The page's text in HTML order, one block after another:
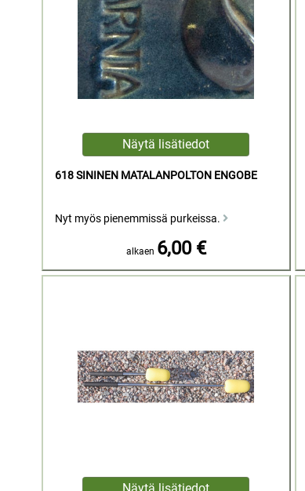
618 SININEN MATALANPOLTON ENGOBE
Nyt myös pienemmissä purkeissa.
alkaen 6,00 €